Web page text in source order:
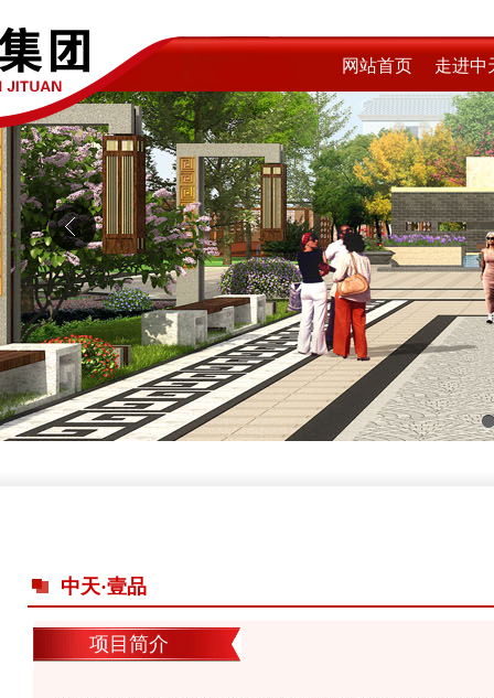
网站首页 走进中
1
中天·壹品
项目简介